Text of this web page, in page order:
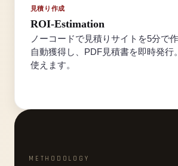
見積り作成
ROI-Estimation
ノーコードで見積りサイトを5分で
自動獲得し、PDF見積書を即時発行
使えます。
METHODOLOGY